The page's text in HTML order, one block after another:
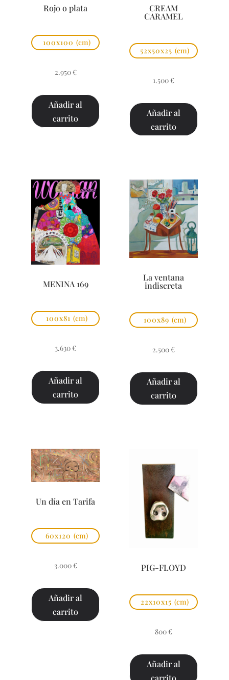
Rojo o plata
100x100 (cm)
2.950 €
Añadir al
carrito
CREAM
CARAMEL
52x50x25 (cm)
1.500 €
Añadir al
carrito
MENINA 169
100x81 (cm)
3.630 €
Añadir al
carrito
La ventana
indiscreta
100x89 (cm)
2.500 €
Añadir al
carrito
Un día en Tarifa
60x120 (cm)
3.000 €
Añadir al
carrito
PIG-FLOYD
22x10x15 (cm)
800 €
Añadir al
carrito